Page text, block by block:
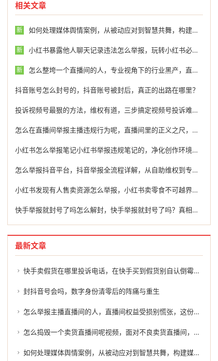
相关文章
新 如何处理媒体舆情案例，从被动应对到智慧共舞，构建媒体舆情管理的新范式
新 小红书暴露他人聊天记录违法怎么举报，玩转小红书必看，这些聊天红线千万别碰，随手举报净化社区
新 怎么整垮一个直播间的人，专业视角下的行业黑产，直播间恶意攻击风险与防御指南
抖音账号怎么封号的，抖音账号被封后，真正的出路在哪里？
投诉视频号最狠的方法，维权有道，三步搞定视频号投诉难题，让侵权行为无处遁形
怎么在直播间举报主播违规行为呢，直播间里的正义之尺，手把手教你举报违规行为，守护清朗空间
小红书怎么举报笔记小红书举报违规笔记的，净化创作环境，举报小红书不当笔记视频的完整路径与有效策略
怎么举报抖音平台，抖音举报全流程详解，从自助维权到专业团队协助
小红书发现有人售卖资源怎么举报，小红书卖零食不可越界，违规售卖如何举报？
快手举报就封号了吗怎么解封，快手举报就封号了吗？真相可能和你想的不一样
最新文章
快手卖假货在哪里投诉电话，在快手买到假货别自认倒霉！这份维权指南请收好
封抖音号会吗，数字身份清零后的阵痛与重生
怎么举报主播直播间的人，直播间权益受损别慌张，这份实用举报指南请收好
怎么捣毁一个卖货直播间呢视频，面对不良卖货直播间，我们如何依法维护健康网络环境？
如何处理媒体舆情案例，从被动应对到智慧共舞，构建媒体舆情管理的新范式